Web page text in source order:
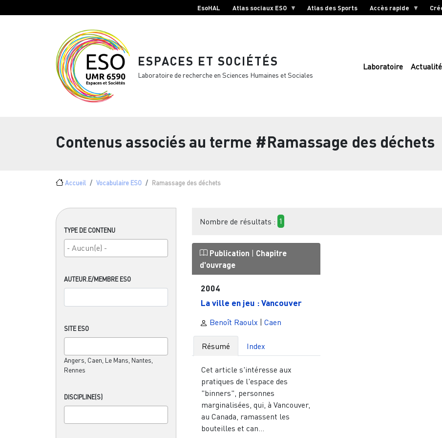
EsoHAL Atlas sociaux ESO Atlas des Sports Accès rapide
ESPACES ET SOCIÉTÉS
Laboratoire de recherche en Sciences Humaines et Sociales
Laboratoire
Contenus associés au terme #Ramassage des déchets
Fil d'Ariane
Accueil Vocabulaire ESO Ramassage des déchets
TYPE DE CONTENU
AUTEUR.E/MEMBRE ESO
SITE ESO
Angers, Caen, Le Mans, Nantes,
Rennes
DISCIPLINE(S)
Nombre de résultats : 1
Publication | Chapitre
d'ouvrage
2004
La ville en jeu : Vancouver
Benoît Raoulx | Caen
Résumé Index
Cet article s'intéresse aux
pratiques de l'espace des
"binners", personnes
marginalisées, qui, à Vancouver,
au Canada, ramassent les
bouteilles et can...